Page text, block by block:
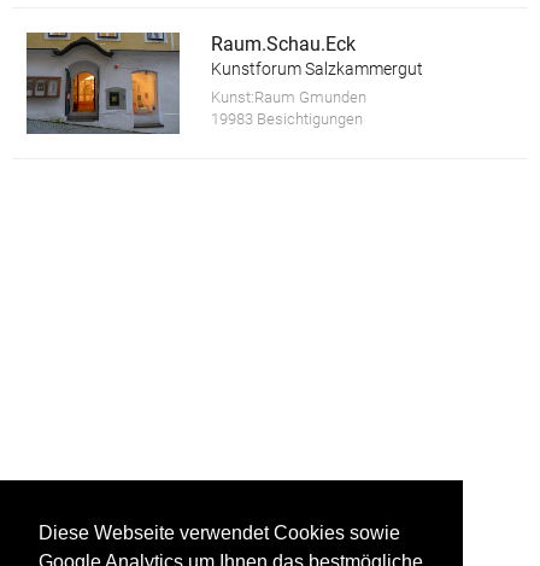
Diese Webseite verwendet Cookies sowie
Raum.Schau.Eck
Kunstforum Salzkammergut
Kunst:Raum Gmunden
19983 Besichtigungen